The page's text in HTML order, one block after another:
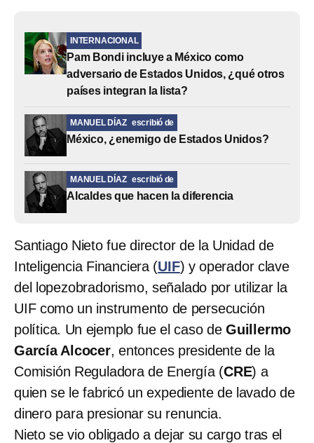
INTERNACIONAL
Pam Bondi incluye a México como
adversario de Estados Unidos, ¿qué otros
países integran la lista?
MANUEL DÍAZ escribió de
México, ¿enemigo de Estados Unidos?
MANUEL DÍAZ escribió de
Alcaldes que hacen la diferencia
Santiago Nieto fue director de la Unidad de
Inteligencia Financiera (UIF) y operador clave
del lopezobradorismo, señalado por utilizar la
UIF como un instrumento de persecución
política. Un ejemplo fue el caso deGuillermo
García Alcocer, entonces presidente de la
Comisión Reguladora de Energía (CRE) a
quien se le fabricó un expediente de lavado de
dinero para presionar su renuncia.
Nieto se vio obligado a dejar su cargo tras el